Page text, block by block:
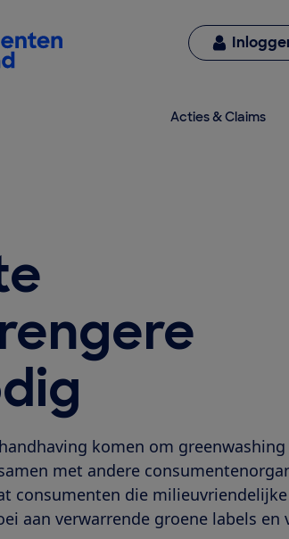
de Consumentenbond
Acties & Claims
komen om
met andere
consumenten die milieuvriendelijke
aan verwarrende groene labels en